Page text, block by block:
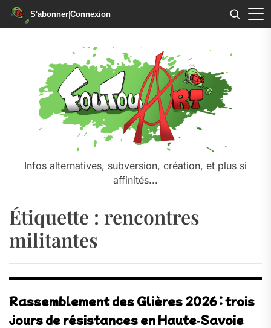
S'abonner|Connexion
Infos alternatives, subversion, création, et plus si
affinités...
Étiquette : rencontres
militantes
Rassemblement des Glières 2026 : trois
jours de résistances en Haute‑Savoie